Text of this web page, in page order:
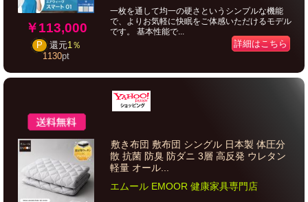
￥113,000
P 還元1％
1130pt
一枚を通して均一の硬さというシンプルな機能
で、よりお気軽に快眠をご体感いただけるモデル
です。 基本性能で...
詳細はこちら
敷き布団 敷布団 シングル 日本製 体圧分
散 抗菌 防臭 防ダニ 3層 高反発 ウレタン
軽量 オール...
エムール EMOOR 健康家具専門店